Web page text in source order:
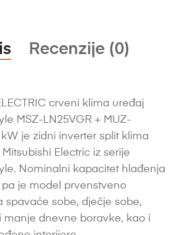
Recenzije (0)
crveni klima uređaj
MSZ-LN25VGR + MUZ-
kW je zidni inverter split klima
Electric iz serije
Nominalni kapacitet hlađenja
pa je model prvenstveno
spavaće sobe, dječje sobe,
manje dnevne boravke, kao i